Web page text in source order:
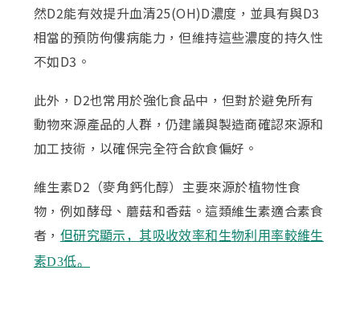
然D2能有效提升血清25(OH)D濃度，並具有與D3
相當的預防佝僂病能力，但維持這些濃度的持久性
不如D3。
此外，D2也常用於強化食品中，但對於避免所有
動物來源產品的人群，仍建議與製造商確認來源和
加工技術，以確保完全符合飲食偏好。
維生素D2（麥角鈣化醇）主要來源於植物性食
物，例如酵母、蘑菇和香菇。這類維生素適合素食
者， 但研究顯示，其吸收效率和生物利用率較維生
素D3低。